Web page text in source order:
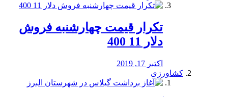
تکرار قیمت چهارشنبه فروش
دلار 11 400
اکتبر 17, 2019
کشاورزی